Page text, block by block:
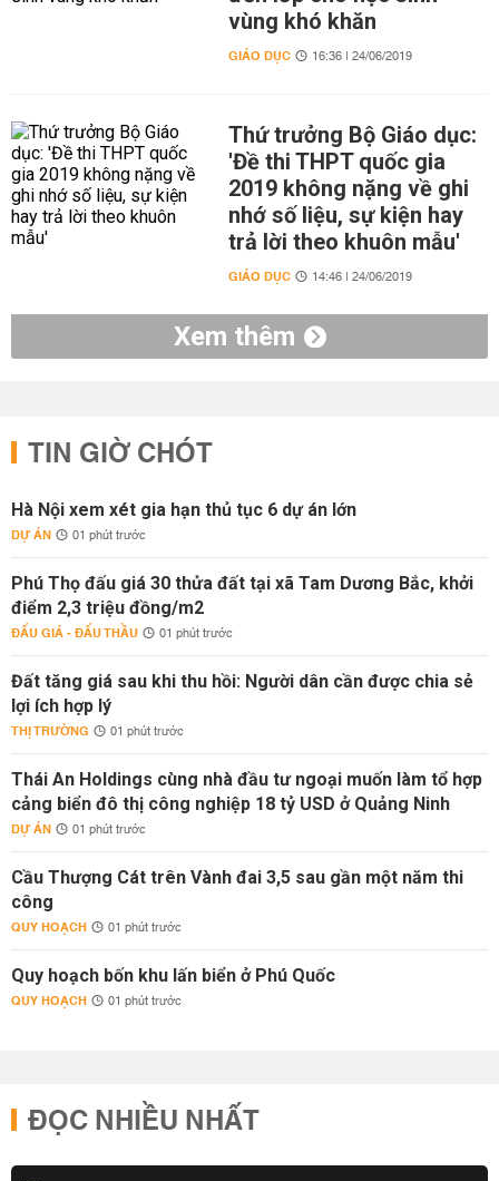
vùng khó khăn
GIÁO DỤC 16:36 | 24/06/2019
Thứ trưởng Bộ Giáo dục:
'Đề thi THPT quốc gia
2019 không nặng về ghi
nhớ số liệu, sự kiện hay
trả lời theo khuôn mẫu'
GIÁO DỤC 14:46 | 24/06/2019
Xem thêm
TIN GIỜ CHÓT
Hà Nội xem xét gia hạn thủ tục 6 dự án lớn
DỰ ÁN 01 phút trước
Phú Thọ đấu giá 30 thửa đất tại xã Tam Dương Bắc, khởi
điểm 2,3 triệu đồng/m2
ĐẤU GIÁ - ĐẤU THẦU 01 phút trước
Đất tăng giá sau khi thu hồi: Người dân cần được chia sẻ
lợi ích hợp lý
THỊ TRƯỜNG 01 phút trước
Thái An Holdings cùng nhà đầu tư ngoại muốn làm tổ hợp
cảng biển đô thị công nghiệp 18 tỷ USD ở Quảng Ninh
DỰ ÁN 01 phút trước
Cầu Thượng Cát trên Vành đai 3,5 sau gần một năm thi
công
QUY HOẠCH 01 phút trước
Quy hoạch bốn khu lấn biển ở Phú Quốc
QUY HOẠCH 01 phút trước
ĐỌC NHIỀU NHẤT